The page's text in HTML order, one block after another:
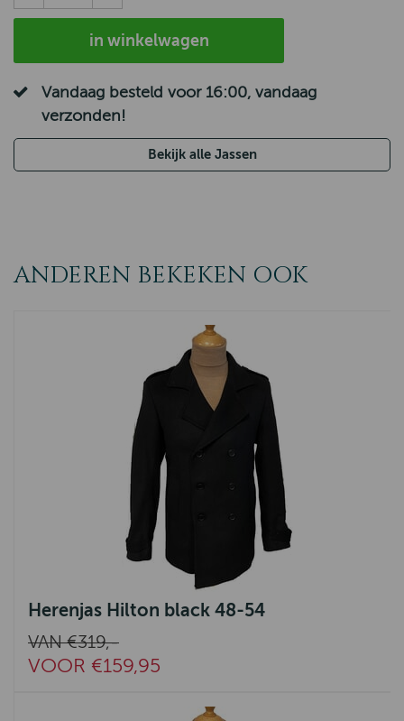
in winkelwagen
Vandaag besteld voor 16:00, vandaag
verzonden!
Bekijk alle Jassen
ANDEREN BEKEKEN OOK
Herenjas Hilton black 48-54
VAN €319,-
VOOR €159,95